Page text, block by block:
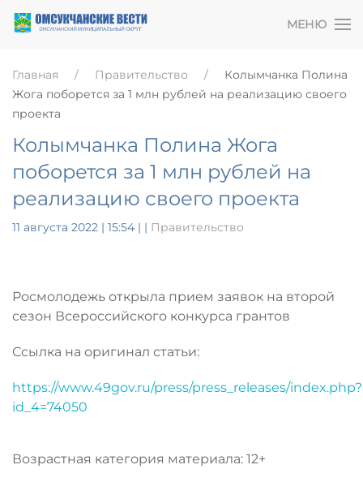
МЕНЮ
Главная Правительство
Колымчанка Полина
Жога поборется за 1 млн рублей на реализацию своего
проекта
Колымчанка Полина Жога
поборется за 1 млн рублей на
реализацию своего проекта
11 августа 2022 | 15:54 | | Правительство
Росмолодежь открыла прием заявок на второй
сезон Всероссийского конкурса грантов
Ссылка на оригинал статьи:
https://www.49gov.ru/press/press_releases/index.php?
id_4=74050
Возрастная категория материала: 12+